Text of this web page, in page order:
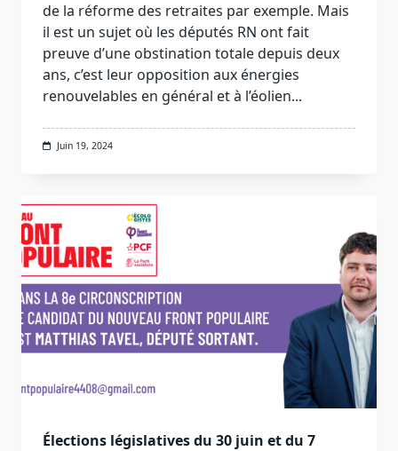
de la réforme des retraites par exemple. Mais
il est un sujet où les députés RN ont fait
preuve d’une obstination totale depuis deux
ans, c’est leur opposition aux énergies
renouvelables en général et à l’éolien...
Juin 19, 2024
Élections législatives du 30 juin et du 7